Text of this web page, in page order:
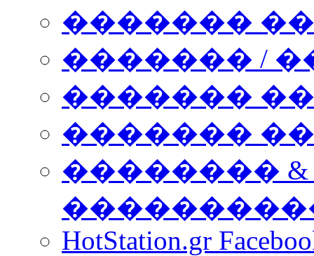
�������
������� /
�������
������� ���
��������
HotStation.gr